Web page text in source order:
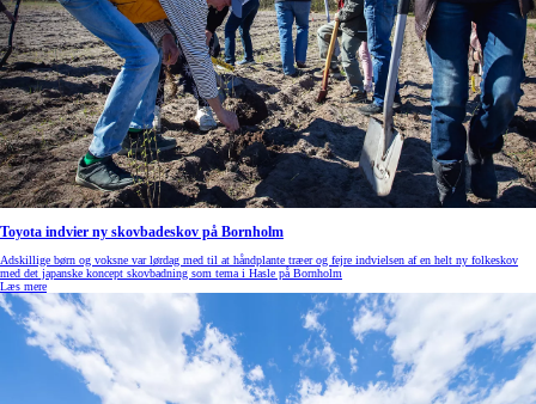
Toyota indvier ny skovbadeskov på Bornholm
Adskillige børn og voksne var lørdag med til at håndplante træer og fejre indvielsen af en helt ny folkeskov
med det japanske koncept skovbadning som tema i Hasle på Bornholm
Læs mere